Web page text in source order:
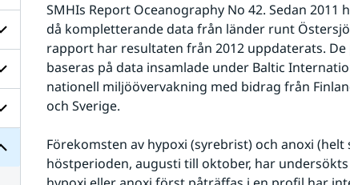
SMHIs Report Oceanography No 42. Sedan
då kompletterande data från länder runt
rapport har resultaten från 2012 uppdaterats.
baseras på data insamlade under Baltic
nationell miljöövervakning med bidrag från
och Sverige.
Förekomsten av hypoxi (syrebrist) och anoxi
höstperioden, augusti till oktober, har